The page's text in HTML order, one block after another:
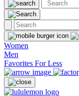
Women
Men
Favorites For Less